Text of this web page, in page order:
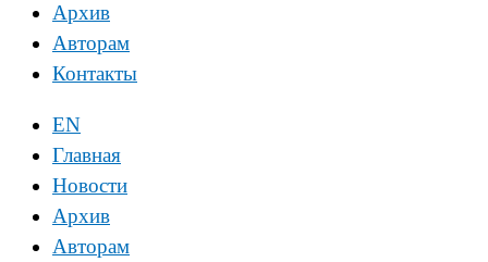
Архив
Авторам
Контакты
EN
Главная
Новости
Архив
Авторам